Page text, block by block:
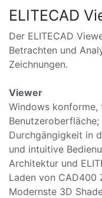
ELITECAD
Der ELITECAD
Betrachten und
Zeichnungen.
Viewer
Windows
Durchgängigkeit in
und intuitive
Architektur und
Laden von CAD400
Modernste 3D